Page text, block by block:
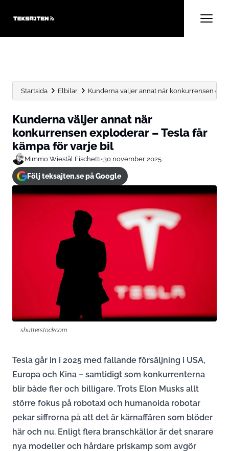
Startsida Elbilar Kunderna väljer annat när konkurrensen
Kunderna väljer annat när
konkurrensen exploderar – Tesla får
kämpa för varje bil
Mimmo Wiestål Fischetti•30 november 2025
Följ teksajten.se på Google
shutterstock.com
Tesla går in i 2025 med fallande försäljning i USA,
Europa och Kina – samtidigt som konkurrenterna
blir både fler och billigare. Trots Elon Musks allt
större fokus på robotaxi och humanoida robotar
pekar siffrorna på att det är kärnaffären som blöder
här och nu. Enligt flera branschkällor är det snarare
nya modeller och hårdare priskamp som avgör